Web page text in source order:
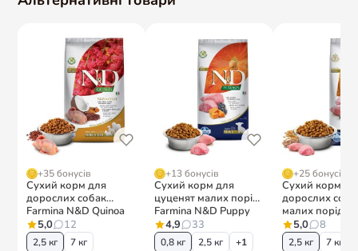
ІНФОРМАЦІЯ
— раціон-план від
дієтолога
Про нас
Доставка та оплата
Повернення та обмін
Вакансії
Зворотний зв'язок
КОНТАКТИ
+38 (093) 754-5063
woof@amigovet.net